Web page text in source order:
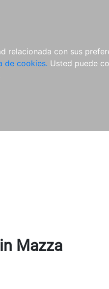
con sus
de cookies. Usted puede
Mazza